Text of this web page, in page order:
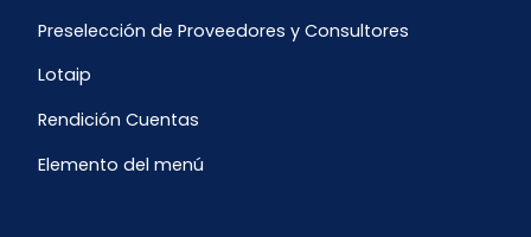
Preselección de Proveedores y Consultores
Lotaip
Rendición Cuentas
Elemento del menú